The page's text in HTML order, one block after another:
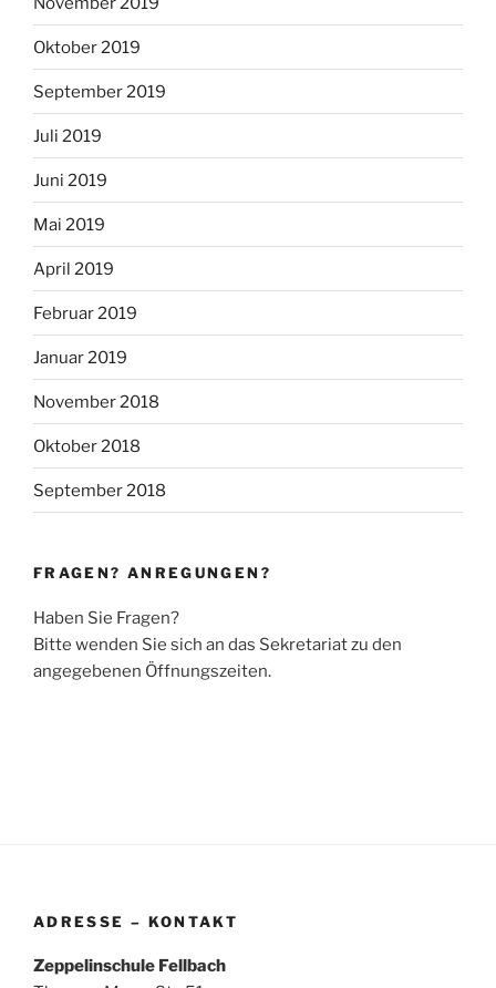
Oktober 2019
September 2019
Juli 2019
Juni 2019
Mai 2019
April 2019
Februar 2019
Januar 2019
November 2018
Oktober 2018
September 2018
FRAGEN? ANREGUNGEN?
Haben Sie Fragen?
Bitte wenden Sie sich an das Sekretariat zu den
angegebenen Öffnungszeiten.
ADRESSE – KONTAKT
Zeppelinschule Fellbach